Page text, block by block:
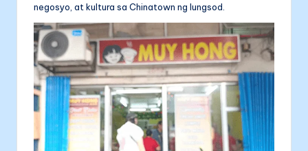
negosyo, at kultura sa Chinatown ng lungsod.